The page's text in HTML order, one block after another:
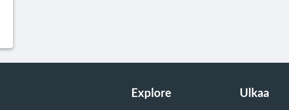
Explore Ulkaa